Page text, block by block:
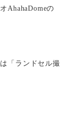
AhahaDomeの
「ランドセル撮